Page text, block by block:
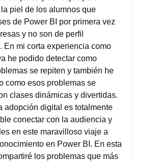
piel de los alumnos que
de Power BI por primera vez
y no son de perfil
En mi corta experiencia como
he podido detectar como
se repiten y también he
como esos problemas se
clases dinámicas y divertidas.
adopción digital es totalmente
conectar con la audiencia y
en este maravilloso viaje a
en Power BI. En esta
los problemas que más